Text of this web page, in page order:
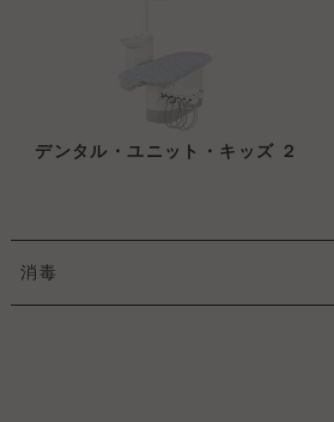
デンタル・ユニット・キッズ ２
消毒